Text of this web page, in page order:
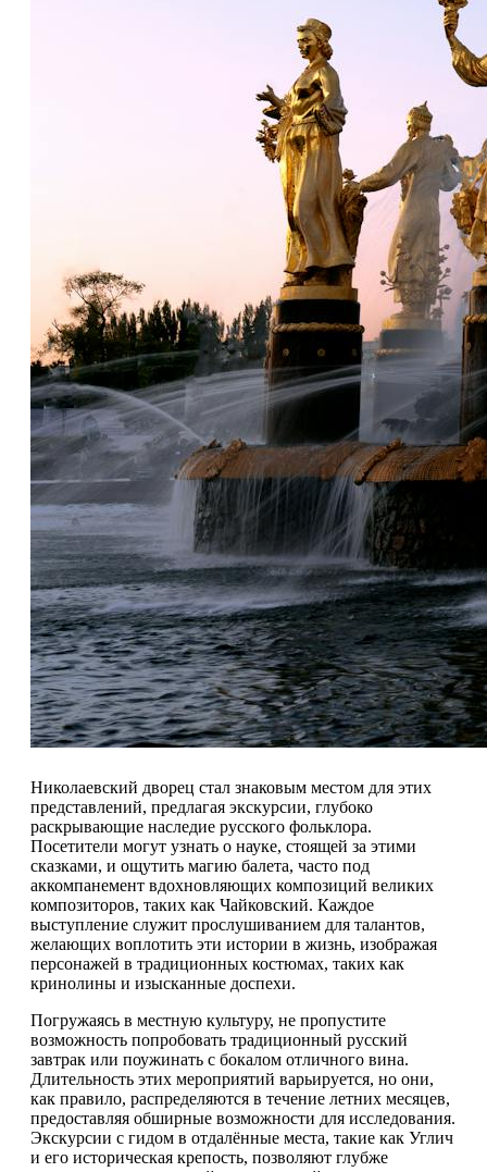
Николаевский дворец стал знаковым местом для этих
представлений, предлагая экскурсии, глубоко
раскрывающие наследие русского фольклора.
Посетители могут узнать о науке, стоящей за этими
сказками, и ощутить магию балета, часто под
аккомпанемент вдохновляющих композиций великих
композиторов, таких как Чайковский. Каждое
выступление служит прослушиванием для талантов,
желающих воплотить эти истории в жизнь, изображая
персонажей в традиционных костюмах, таких как
кринолины и изысканные доспехи.
Погружаясь в местную культуру, не пропустите
возможность попробовать традиционный русский
завтрак или поужинать с бокалом отличного вина.
Длительность этих мероприятий варьируется, но они,
как правило, распределяются в течение летних месяцев,
предоставляя обширные возможности для исследования.
Экскурсии с гидом в отдалённые места, такие как Углич
и его историческая крепость, позволяют глубже